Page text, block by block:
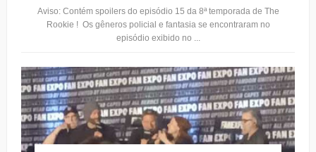
Aviso: Contém spoilers do episódio 15 da 8ª temporada de The
Rookie ! Os gêneros policial e fantasia se encontraram no
episódio exibido no ...